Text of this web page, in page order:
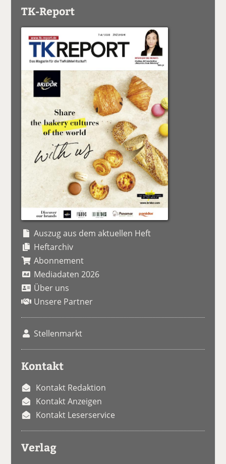
TK-Report
Auszug aus dem aktuellen Heft
Heftarchiv
Abonnement
Mediadaten 2026
Über uns
Unsere Partner
Stellenmarkt
Kontakt
Kontakt Redaktion
Kontakt Anzeigen
Kontakt Leserservice
Verlag